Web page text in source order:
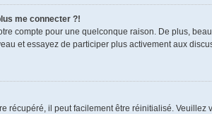
me connecter ?!
compte pour une quelconque raison. De plus,
et essayez de participer plus activement aux
récupéré, il peut facilement être réinitialisé.